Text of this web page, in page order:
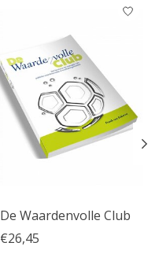
De Waardenvolle Club
€26,45